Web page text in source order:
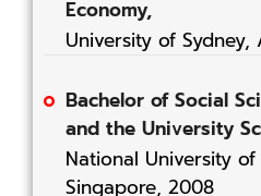
Economy,
University of Sydney,
Bachelor of Social
and the University
National University
Singapore, 2008